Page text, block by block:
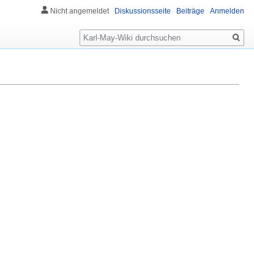
Nicht angemeldet Diskussionsseite Beiträge Anmelden
Suche